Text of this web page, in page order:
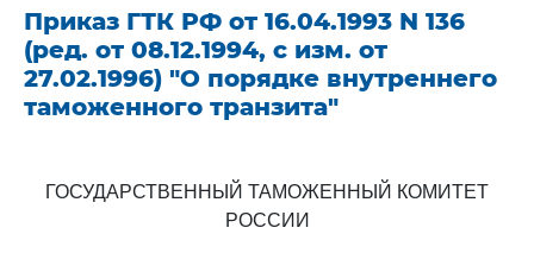
Приказ ГТК РФ от 16.04.1993 N 136
(ред. от 08.12.1994, с изм. от
27.02.1996) "О порядке внутреннего
таможенного транзита"
ГОСУДАРСТВЕННЫЙ ТАМОЖЕННЫЙ КОМИТЕТ
РОССИИ